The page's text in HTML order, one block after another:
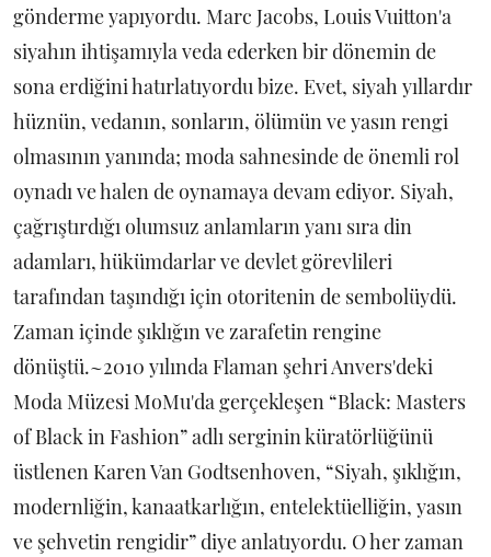
gönderme yapıyordu. Marc Jacobs, Louis Vuitton'a
siyahın ihtişamıyla veda ederken bir dönemin de
sona erdiğini hatırlatıyordu bize. Evet, siyah yıllardır
hüznün, vedanın, sonların, ölümün ve yasın rengi
olmasının yanında; moda sahnesinde de önemli rol
oynadı ve halen de oynamaya devam ediyor. Siyah,
çağrıştırdığı olumsuz anlamların yanı sıra din
adamları, hükümdarlar ve devlet görevlileri
tarafından taşındığı için otoritenin de sembolüydü.
Zaman içinde şıklığın ve zarafetin rengine
dönüştü.~2010 yılında Flaman şehri Anvers'deki
Moda Müzesi MoMu'da gerçekleşen “Black: Masters
of Black in Fashion” adlı serginin küratörlüğünü
üstlenen Karen Van Godtsenhoven, “Siyah, şıklığın,
modernliğin, kanaatkarlığın, entelektüelliğin, yasın
ve şehvetin rengidir” diye anlatıyordu. O her zaman